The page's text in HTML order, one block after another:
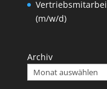
(m/w/d)
Archiv